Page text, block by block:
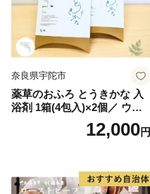
奈良県宇陀市
薬草のおふろ とうきかな 入
浴剤 1箱(4包入)×2個／ ウェ
ルネスフーズ UDA 大和当帰
薬草 ハーブ リラックス スト
12,000円